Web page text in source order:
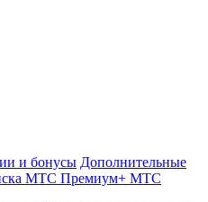
и бонусы Дополнительные
МТС Премиум+ МТС